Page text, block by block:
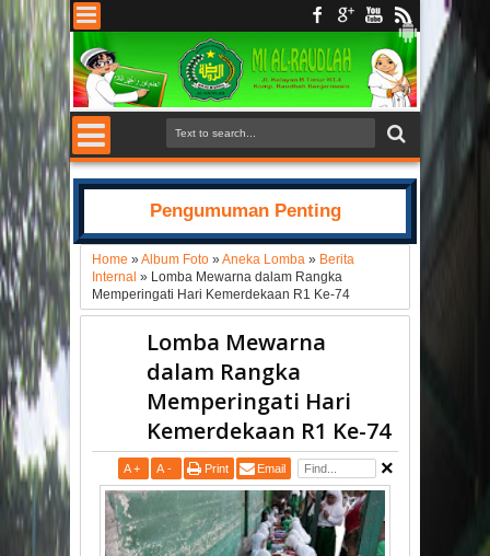
Pengumuman Penting
Home »Album Foto »Aneka Lomba » Berita
Internal » Lomba Mewarna dalam Rangka
Memperingati Hari Kemerdekaan R1 Ke-74
Lomba Mewarna
dalam Rangka
Memperingati Hari
Kemerdekaan R1 Ke-74
A + A - Print Email